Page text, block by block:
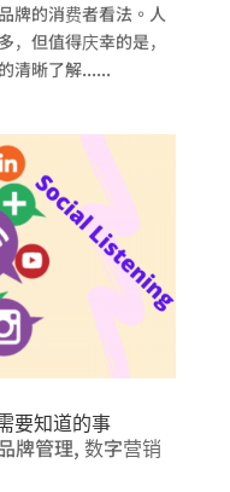
牌的消费者看法。人
，但值得庆幸的是，
清晰了解......
要知道的事
牌管理, 数字营销